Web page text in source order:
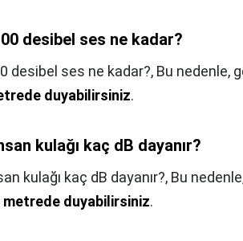
desibel ses ne kadar?
desibel ses ne kadar?, Bu nedenle,
duyabilirsiniz.
kulağı kaç dB dayanır?
kulağı kaç dB dayanır?, Bu
metrede duyabilirsiniz.